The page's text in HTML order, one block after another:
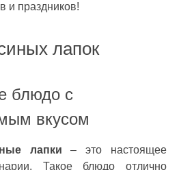
и праздников!
лапок
блюдо с
вкусом
лапки – это настоящее
Такое блюдо отлично